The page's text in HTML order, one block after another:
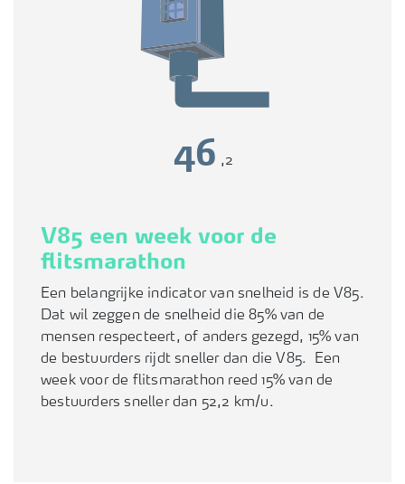
50 ,2
V85 een week voor de
flitsmarathon
Een belangrijke indicator van snelheid is de V85.
Dat wil zeggen de snelheid die 85% van de
mensen respecteert, of anders gezegd, 15% van
de bestuurders rijdt sneller dan die V85. Een
week voor de flitsmarathon reed 15% van de
bestuurders sneller dan 52,2 km/u.